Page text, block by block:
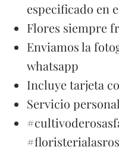
especificado en
Flores siempre
Enviamos la
whatsapp
Incluye tarjeta
Servicio